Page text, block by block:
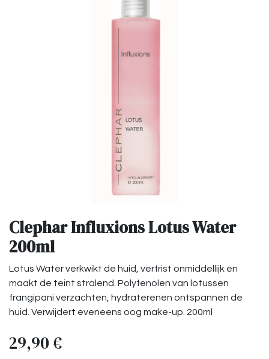
Clephar Influxions Lotus Water
200ml
Lotus Water verkwikt de huid, verfrist onmiddellijk en
maakt de teint stralend. Polyfenolen van lotussen
frangipani verzachten, hydraterenen ontspannen de
huid. Verwijdert eveneens oog make-up. 200ml
29,90€